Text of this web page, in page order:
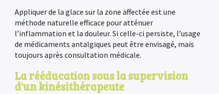
Appliquer de la glace sur la zone affectée est une
méthode naturelle efficace pour atténuer
l’inflammation et la douleur. Si celle-ci persiste, l’usage
de médicaments antalgiques peut être envisagé, mais
toujours après consultation médicale.
La rééducation sous la supervision
d'un kinésithérapeute